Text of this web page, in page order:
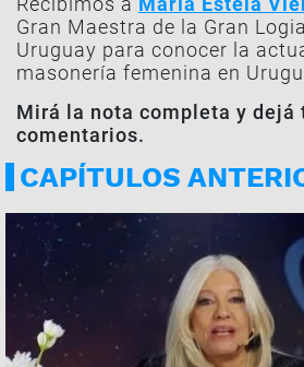
Gran Maestra de la Gran
Uruguay para conocer la
masonería femenina en
Mirá la nota completa y dejá
comentarios.
CAPÍTULOS